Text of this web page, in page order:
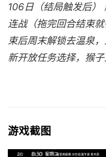
106日（结局触发后）
连战（拖完回合结束
束后周末解锁去温泉
新开放任务选择，猴
游戏截图